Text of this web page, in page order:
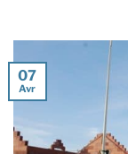
07
Avr